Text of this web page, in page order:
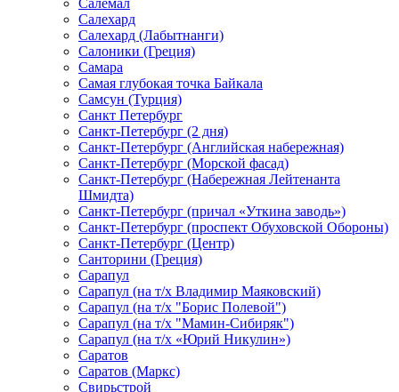
Салемал
Салехард
Салехард (Лабытнанги)
Салоники (Греция)
Самара
Самая глубокая точка Байкала
Самсун (Турция)
Санкт Петербург
Санкт-Петербург (2 дня)
Санкт-Петербург (Английская набережная)
Санкт-Петербург (Морской фасад)
Санкт-Петербург (Набережная Лейтенанта
Шмидта)
Санкт-Петербург (причал «Уткина заводь»)
Санкт-Петербург (проспект Обуховской Обороны)
Санкт-Петербург (Центр)
Санторини (Греция)
Сарапул
Сарапул (на т/х Владимир Маяковский)
Сарапул (на т/х "Борис Полевой")
Сарапул (на т/х "Мамин-Сибиряк")
Сарапул (на т/х «Юрий Никулин»)
Саратов
Саратов (Маркс)
Свирьстрой